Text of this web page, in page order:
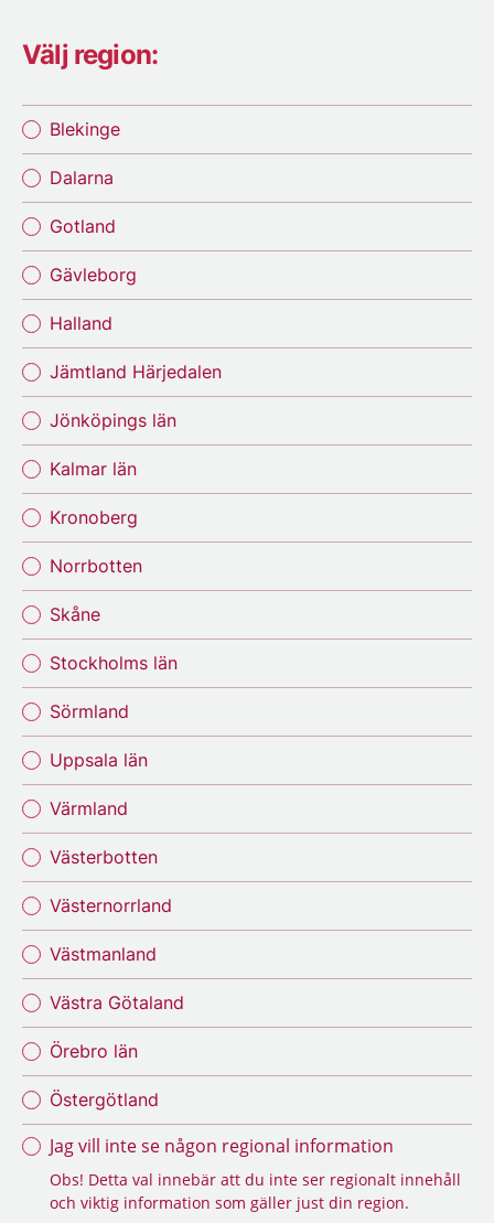
Välj region:
Blekinge
Dalarna
Gotland
Gävleborg
Halland
Jämtland Härjedalen
Jönköpings län
Kalmar län
Kronoberg
Norrbotten
Skåne
Stockholms län
Sörmland
Uppsala län
Värmland
Västerbotten
Västernorrland
Västmanland
Västra Götaland
Örebro län
Östergötland
Jag vill inte se någon regional information
Obs! Detta val innebär att du inte ser regionalt innehåll
och viktig information som gäller just din region.